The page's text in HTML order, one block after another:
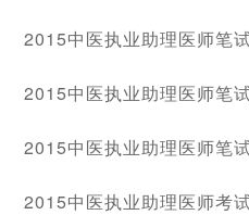
2015中医执业助理医师笔
2015中医执业助理医师笔
2015中医执业助理医师笔
2015中医执业助理医师考